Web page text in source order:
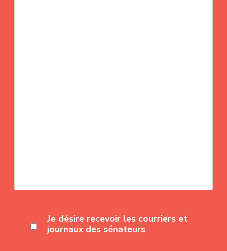
Je désire recevoir les courriers et
journaux des sénateurs